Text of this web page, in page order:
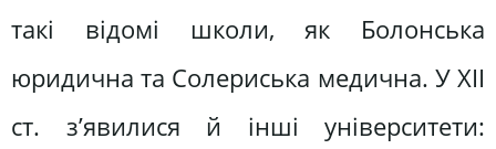
такі відомі школи, як Болонська
юридична та Солериська медична. У ХІІ
ст. з’явилися й інші університети: